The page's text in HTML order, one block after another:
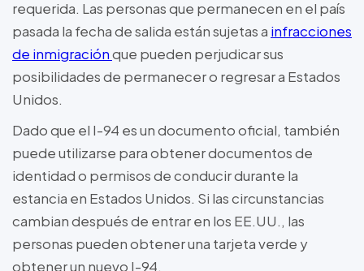
requerida. Las personas que permanecen en el país
pasada la fecha de salida están sujetas a infracciones
de inmigraciónque pueden perjudicar sus
posibilidades de permanecer o regresar a Estados
Unidos.
Dado que el I-94 es un documento oficial, también
puede utilizarse para obtener documentos de
identidad o permisos de conducir durante la
estancia en Estados Unidos. Si las circunstancias
cambian después de entrar en los EE.UU., las
personas pueden obtener una tarjeta verde y
obtener un nuevo I-94.